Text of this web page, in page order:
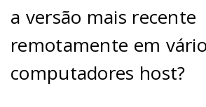
a versão mais recente
remotamente em
computadores host?